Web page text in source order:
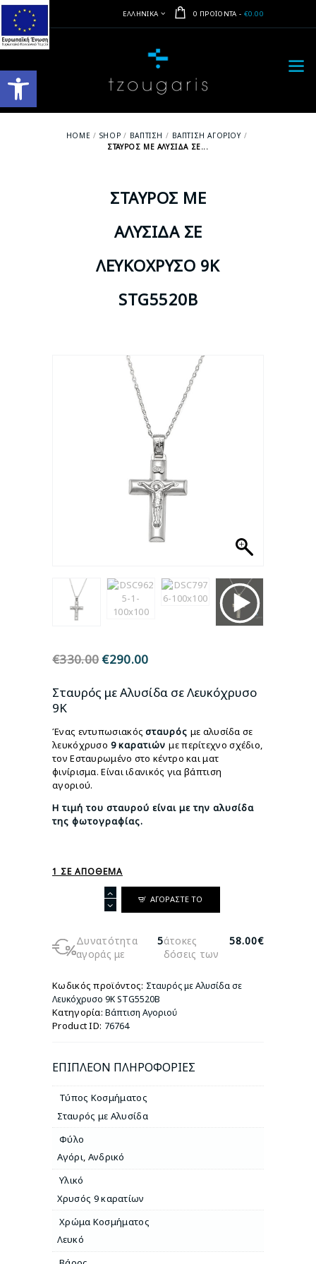
Ανοίξτε τη γραμμή εργαλείων
ΕΛΛΗΝΙΚΆ 0 ΠΡΟΪΌΝΤΑ - €0.00
HOME SHOP ΒΆΠΤΙΣΗ
ΒΆΠΤΙΣΗ ΑΓΟΡΙΟΎ
ΣΤΑΥΡΌΣ ΜΕ ΑΛΥΣΊΔΑ ΣΕ...
ΣΤΑΥΡΌΣ ΜΕ
ΑΛΥΣΊΔΑ ΣΕ
ΛΕΥΚΌΧΡΥΣΟ 9Κ
STG5520B
€330.00 Original
was:
€330.00.
€290.00
τιμή
Σταυρός με Αλυσίδα σε Λευκόχρυσο
9Κ
Ένας εντυπωσιακόςσταυρός με αλυσίδα σε
λευκόχρυσο 9καρατιώνμε περίτεχνο σχέδιο,
τον Εσταυρωμένο στο κέντρο και ματ
φινίρισμα. Είναι ιδανικός για βάπτιση
αγοριού.
Η τιμή του σταυρού είναι με την αλυσίδα
της φωτογραφίας.
1 ΣΕ ΑΠΌΘΕΜΑ
Λευκόχρυσο
ποσότητα
ΑΓΟΡΆΣΤΕ ΤΟ
Δυνατότητα
αγοράς με
5άτοκες
δόσεις των
58.00€
Κωδικός προϊόντος: Σταυρός με Αλυσίδα σε
Λευκόχρυσο 9Κ STG5520B
Κατηγορία:Βάπτιση Αγοριού
Product ID: 76764
ΕΠΙΠΛΈΟΝ ΠΛΗΡΟΦΟΡΊΕΣ
Τύπος Κοσμήματος
Σταυρός με Αλυσίδα
Φύλο
Αγόρι, Ανδρικό
Υλικό
Χρυσός 9 καρατίων
Χρώμα Κοσμήματος
Λευκό